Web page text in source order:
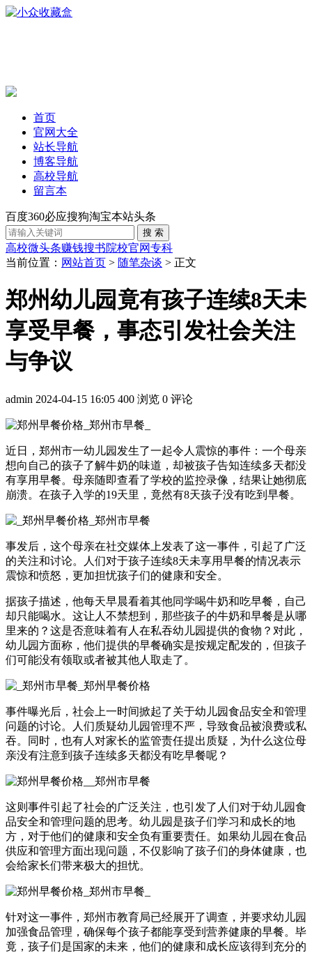
首页
官网大全
站长导航
博客导航
高校导航
留言本
百度360必应搜狗淘宝本站头条
高校微头条赚钱搜书院校官网专科
当前位置： 网站首页 > 随笔杂谈 > 正文
郑州幼儿园竟有孩子连续8天未
享受早餐，事态引发社会关注
与争议
admin 2024-04-15 16:05 400 浏览 0 评论
近日，郑州市一幼儿园发生了一起令人震惊的事件：一个母亲
想向自己的孩子了解牛奶的味道，却被孩子告知连续多天都没
有享用早餐。母亲随即查看了学校的监控录像，结果让她彻底
崩溃。在孩子入学的19天里，竟然有8天孩子没有吃到早餐。
事发后，这个母亲在社交媒体上发表了这一事件，引起了广泛
的关注和讨论。人们对于孩子连续8天未享用早餐的情况表示
震惊和愤怒，更加担忧孩子们的健康和安全。
据孩子描述，他每天早晨看着其他同学喝牛奶和吃早餐，自己
却只能喝水。这让人不禁想到，那些孩子的牛奶和早餐是从哪
里来的？这是否意味着有人在私吞幼儿园提供的食物？对此，
幼儿园方面称，他们提供的早餐确实是按规定配发的，但孩子
们可能没有领取或者被其他人取走了。
事件曝光后，社会上一时间掀起了关于幼儿园食品安全和管理
问题的讨论。人们质疑幼儿园管理不严，导致食品被浪费或私
吞。同时，也有人对家长的监管责任提出质疑，为什么这位母
亲没有注意到孩子连续多天都没有吃早餐呢？
这则事件引起了社会的广泛关注，也引发了人们对于幼儿园食
品安全和管理问题的思考。幼儿园是孩子们学习和成长的地
方，对于他们的健康和安全负有重要责任。如果幼儿园在食品
供应和管理方面出现问题，不仅影响了孩子们的身体健康，也
会给家长们带来极大的担忧。
针对这一事件，郑州市教育局已经展开了调查，并要求幼儿园
加强食品管理，确保每个孩子都能享受到营养健康的早餐。毕
竟，孩子们是国家的未来，他们的健康和成长应该得到充分的